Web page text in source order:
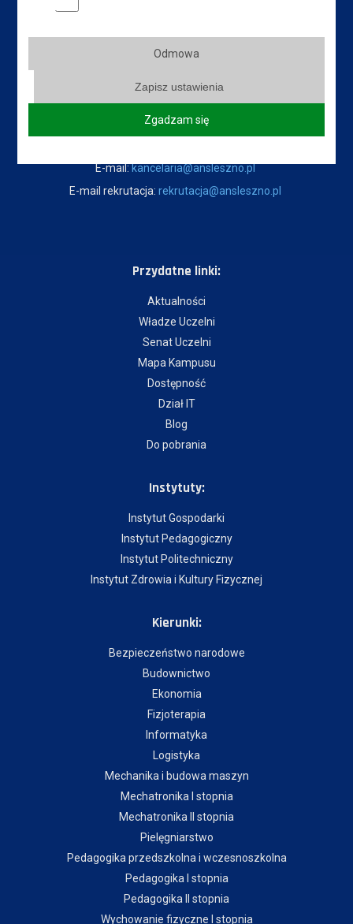
im. Jana Amosa Komeńskiego w Lesznie
ul. Adama Mickiewicza 5, 64-100 Leszno
Tel.:+48 65 529 60 60
Fax:+48 65 529 60 82
E-mail:kancelaria@ansleszno.pl
E-mail rekrutacja: rekrutacja@ansleszno.pl
Przydatne linki:
Aktualności
Władze Uczelni
Senat Uczelni
Mapa Kampusu
Dostępność
Dział IT
Blog
Do pobrania
Instytuty:
Instytut Gospodarki
Instytut Pedagogiczny
Instytut Politechniczny
Instytut Zdrowia i Kultury Fizycznej
Kierunki:
Bezpieczeństwo narodowe
Budownictwo
Ekonomia
Fizjoterapia
Informatyka
Logistyka
Mechanika i budowa maszyn
Mechatronika I stopnia
Mechatronika II stopnia
Pielęgniarstwo
Pedagogika przedszkolna i wczesnoszkolna
Pedagogika I stopnia
Pedagogika II stopnia
Wychowanie fizyczne I stopnia
Odmowa
Zapisz ustawienia
Zgadzam się